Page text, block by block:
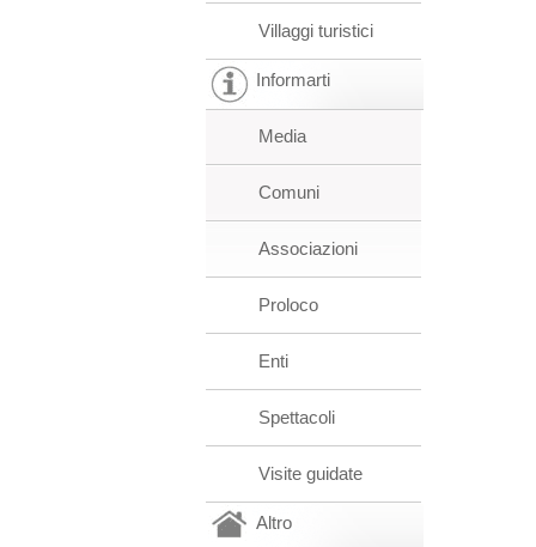
Villaggi turistici
Informarti
Media
Comuni
Associazioni
Proloco
Enti
Spettacoli
Visite guidate
Altro